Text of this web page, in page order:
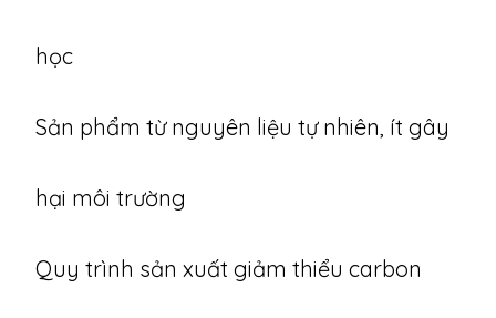
học
Sản phẩm từ nguyên liệu tự nhiên, ít gây
hại môi trường
Quy trình sản xuất giảm thiểu carbon